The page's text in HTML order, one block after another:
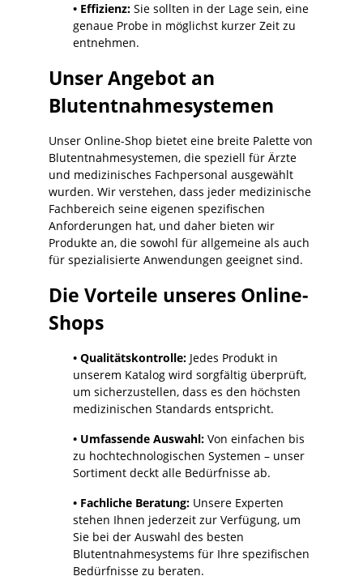
• Effizienz: Sie sollten in der Lage sein, eine
genaue Probe in möglichst kurzer Zeit zu
entnehmen.
Unser Angebot an
Blutentnahmesystemen
Unser Online-Shop bietet eine breite Palette von
Blutentnahmesystemen, die speziell für Ärzte
und medizinisches Fachpersonal ausgewählt
wurden. Wir verstehen, dass jeder medizinische
Fachbereich seine eigenen spezifischen
Anforderungen hat, und daher bieten wir
Produkte an, die sowohl für allgemeine als auch
für spezialisierte Anwendungen geeignet sind.
Die Vorteile unseres Online-
Shops
• Qualitätskontrolle: Jedes Produkt in
unserem Katalog wird sorgfältig überprüft,
um sicherzustellen, dass es den höchsten
medizinischen Standards entspricht.
• Umfassende Auswahl: Von einfachen bis
zu hochtechnologischen Systemen – unser
Sortiment deckt alle Bedürfnisse ab.
• Fachliche Beratung: Unsere Experten
stehen Ihnen jederzeit zur Verfügung, um
Sie bei der Auswahl des besten
Blutentnahmesystems für Ihre spezifischen
Bedürfnisse zu beraten.